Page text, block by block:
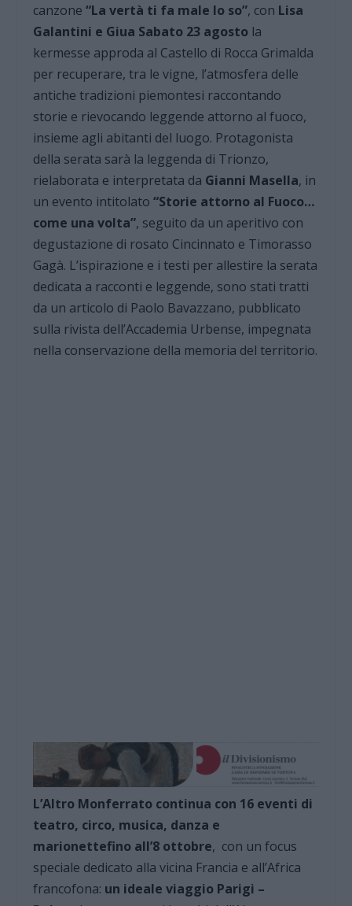
canzone“La vertà ti fa male lo so”, con Lisa
Galantini e Giua Sabato 23 agosto la
kermesse approda al Castello di Rocca Grimalda
per recuperare, tra le vigne, l’atmosfera delle
antiche tradizioni piemontesi raccontando
storie e rievocando leggende attorno al fuoco,
insieme agli abitanti del luogo. Protagonista
della serata sarà la leggenda di Trionzo,
rielaborata e interpretata da Gianni Masella, in
un evento intitolato“Storie attorno al Fuoco…
come una volta”, seguito da un aperitivo con
degustazione di rosato Cincinnato e Timorasso
Gagà. L’ispirazione e i testi per allestire la serata
dedicata a racconti e leggende, sono stati tratti
da un articolo di Paolo Bavazzano, pubblicato
sulla rivista dell’Accademia Urbense, impegnata
nella conservazione della memoria del territorio.
L’Altro Monferrato continua con 16 eventi di
teatro, circo, musica, danza e
marionettefino all’8 ottobre, con un focus
speciale dedicato alla vicina Francia e all’Africa
francofona: un ideale viaggio Parigi –